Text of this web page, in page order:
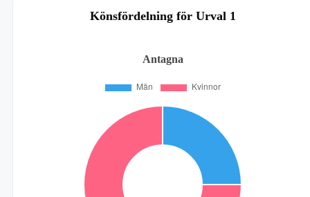
Könsfördelning för Urval 1
Antagna